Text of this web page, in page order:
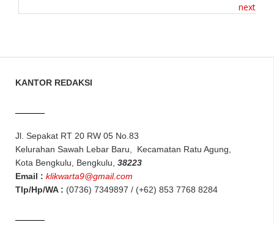
next
KANTOR REDAKSI
Jl. Sepakat RT 20 RW 05 No.83
Kelurahan Sawah Lebar Baru, Kecamatan Ratu Agung,
Kota Bengkulu, Bengkulu, 38223
Email : klikwarta9@gmail.com
Tlp/Hp/WA : (0736) 7349897 / (+62) 853 7768 8284